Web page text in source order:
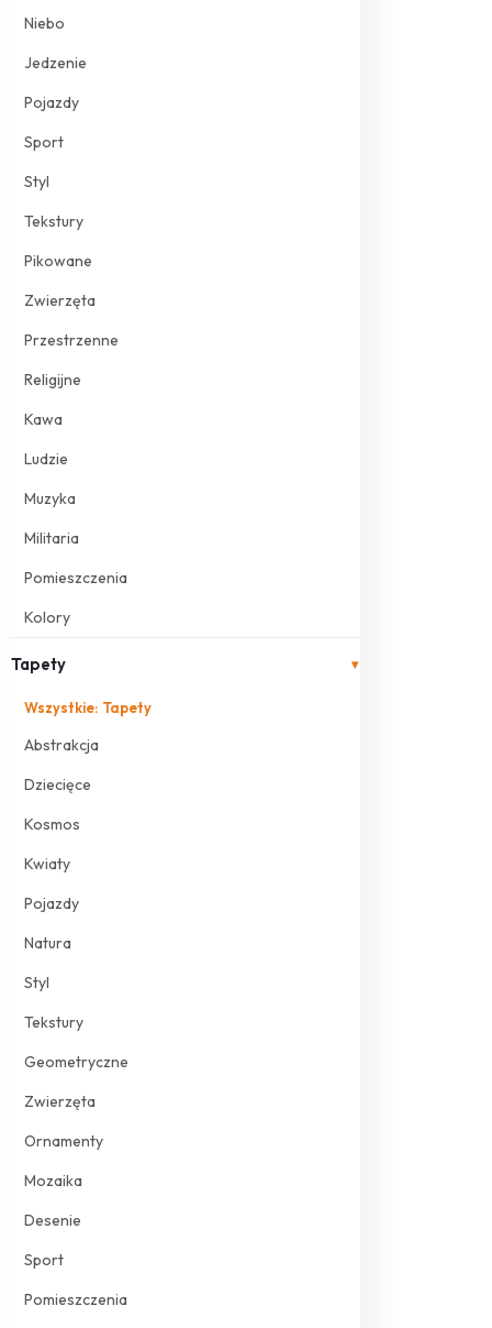
Niebo
Jedzenie
Pojazdy
Sport
Styl
Tekstury
Pikowane
Zwierzęta
Przestrzenne
Religijne
Kawa
Ludzie
Muzyka
Militaria
Pomieszczenia
Kolory
Tapety ▾
Wszystkie: Tapety
Abstrakcja
Dziecięce
Kosmos
Kwiaty
Pojazdy
Natura
Styl
Tekstury
Geometryczne
Zwierzęta
Ornamenty
Mozaika
Desenie
Sport
Pomieszczenia